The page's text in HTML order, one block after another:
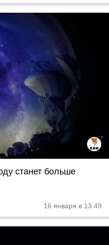
станет больше
16 января в 13:49